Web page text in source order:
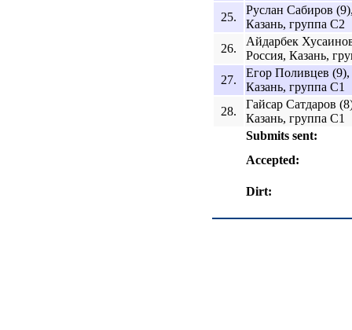
25.
Руслан Сабиров
Казань, группа C2
26.
Айдарбек
Россия, Казань,
27.
Егор Поливцев (9),
Казань, группа C1
28.
Гайсар Сатдаров
Казань, группа C1
Submits sent:
Accepted:
Dirt: